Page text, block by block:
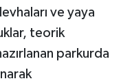
ve yaya
teorik
parkurda